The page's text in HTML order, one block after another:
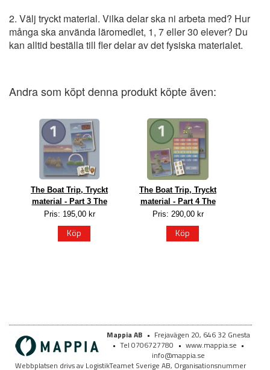
2. Välj tryckt material. Vilka delar ska ni arbeta med? Hur
många ska använda läromedlet, 1, 7 eller 30 elever? Du
kan alltid beställa till fler delar av det fysiska materialet.
Andra som köpt denna produkt köpte även:
The Boat Trip, Tryckt
material - Part 3 The
Pris: 195,00 kr
Köp
The Boat Trip, Tryckt
material - Part 4 The
Pris: 290,00 kr
Köp
Mappia AB • Frejavägen 20, 646 32 Gnesta
• Tel 0706727780 • www.mappia.se •
info@mappia.se
Webbplatsen drivs av LogistikTeamet Sverige AB, Organisationsnummer